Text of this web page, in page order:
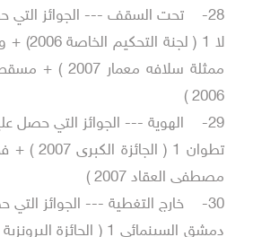
تحت السقف --- الجوائز التي حصل
2006 )
الهوية --- الجوائز التي حصل عليها
مصطفى العقاد 2007 )
خارج التغطية --- الجوائز التي حصل